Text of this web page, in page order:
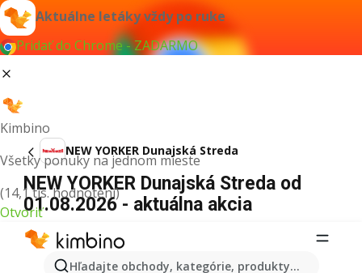
Aktuálne letáky vždy po ruke
Pridať do Chrome - ZADARMO
Kimbino
Všetky ponuky na jednom mieste
(14,1 tis. hodnotení)
Otvoriť
Hľadajte obchody, kategórie, produkty...
NEW YORKER Dunajská Streda
NEW YORKER Dunajská Streda od
01.08.2026 - aktuálna akcia